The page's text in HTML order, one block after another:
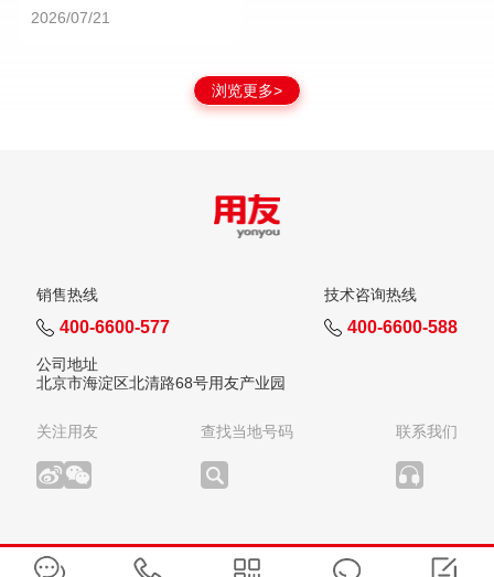
2026/07/21
浏览更多>
销售热线
400-6600-577
技术咨询热线
400-6600-588
公司地址
北京市海淀区北清路68号用友产业园
关注用友 查找当地号码 联系我们
版权所有：用友网络科技股份有限公司